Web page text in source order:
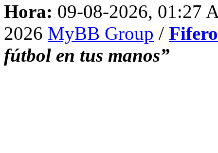
Hora: 09-08-2026, 01:27
2026 MyBB Group /
fútbol en tus manos”